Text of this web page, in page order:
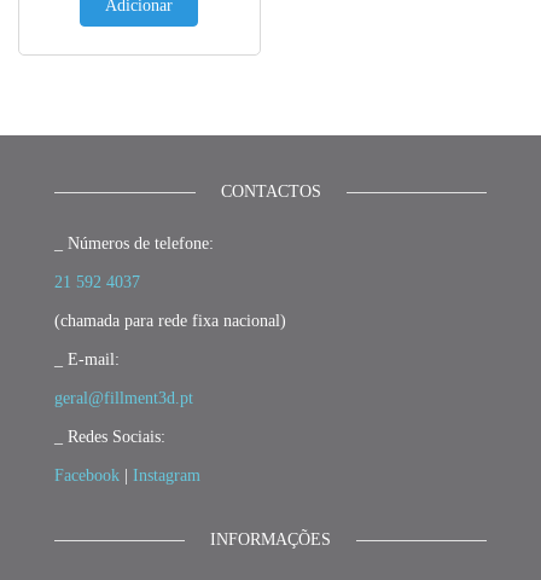
Adicionar
CONTACTOS
_ Números de telefone:
21 592 4037
(chamada para rede fixa nacional)
_ E-mail:
geral@fillment3d.pt
_ Redes Sociais:
Facebook | Instagram
INFORMAÇÕES